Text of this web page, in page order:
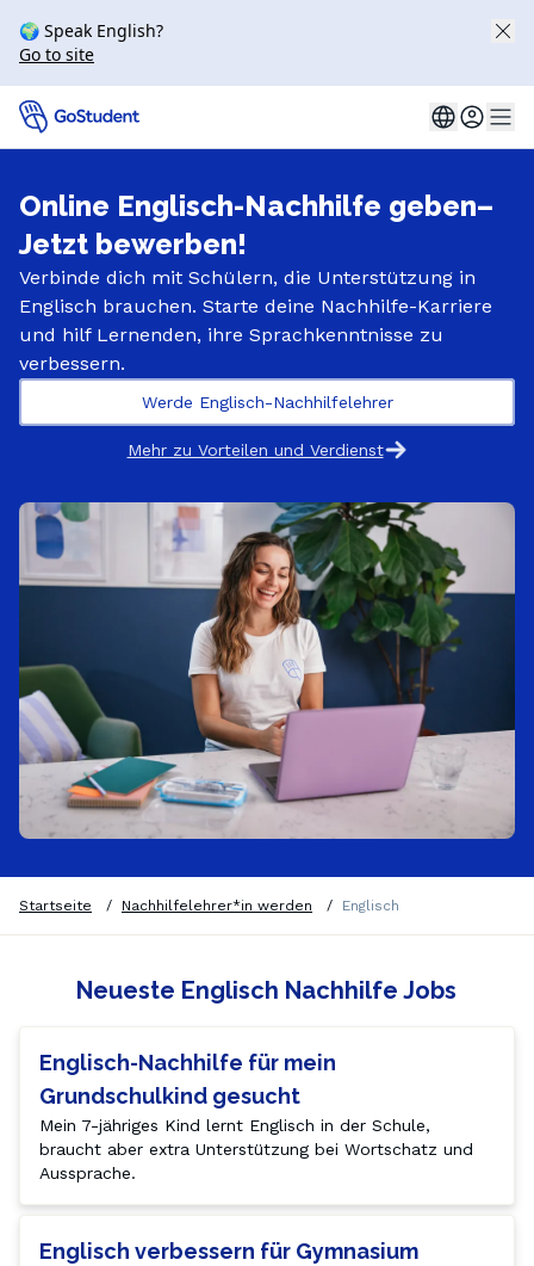
🌍 Speak English?
Go to site
Online Englisch-Nachhilfe geben​–
Jetzt bewerben!
Verbinde dich mit Schülern, die Unterstützung in
Englisch brauchen. Starte deine Nachhilfe-Karriere
und hilf Lernenden, ihre Sprachkenntnisse zu
verbessern.
Werde Englisch-Nachhilfelehrer
Mehr zu Vorteilen und Verdienst
Startseite / Nachhilfelehrer*in werden / Englisch
Neueste Englisch Nachhilfe Jobs
Englisch-Nachhilfe für mein
Grundschulkind gesucht
Mein 7-jähriges Kind lernt Englisch in der Schule,
braucht aber extra Unterstützung bei Wortschatz und
Aussprache.
Englisch verbessern für Gymnasium